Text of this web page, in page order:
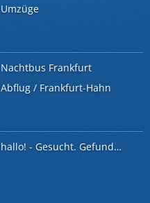
Umzüge
Nachtbus Frankfurt
Abflug / Frankfurt-Hahn
hallo! - Gesucht. Gefunden.